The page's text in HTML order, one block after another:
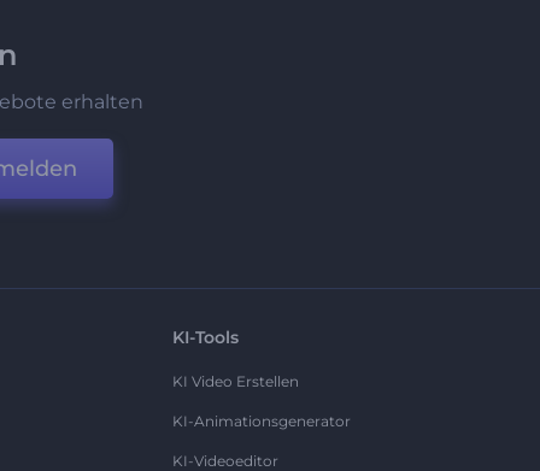
erhalten
KI-Tools
KI Video Erstellen
KI-Animationsgenerator
KI-Videoeditor